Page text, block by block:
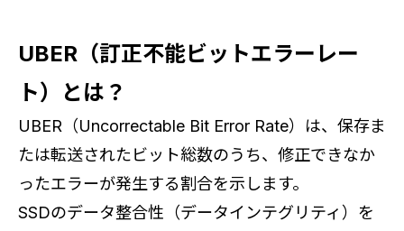
UBER（訂正不能ビットエラーレー
ト）とは？
UBER（Uncorrectable Bit Error Rate）は、保存ま
たは転送されたビット総数のうち、修正できなか
ったエラーが発生する割合を示します。
SSDのデータ整合性（データインテグリティ）を